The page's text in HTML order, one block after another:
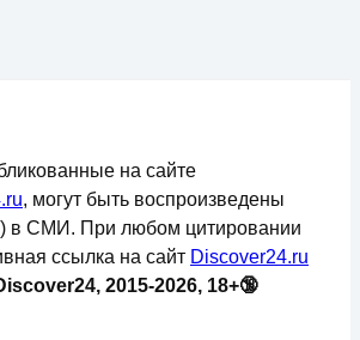
на сайте
, могут быть воспроизведены
в СМИ. При любом цитировании
ссылка на сайт Discover24.ru
2015-2026, 18+🔞